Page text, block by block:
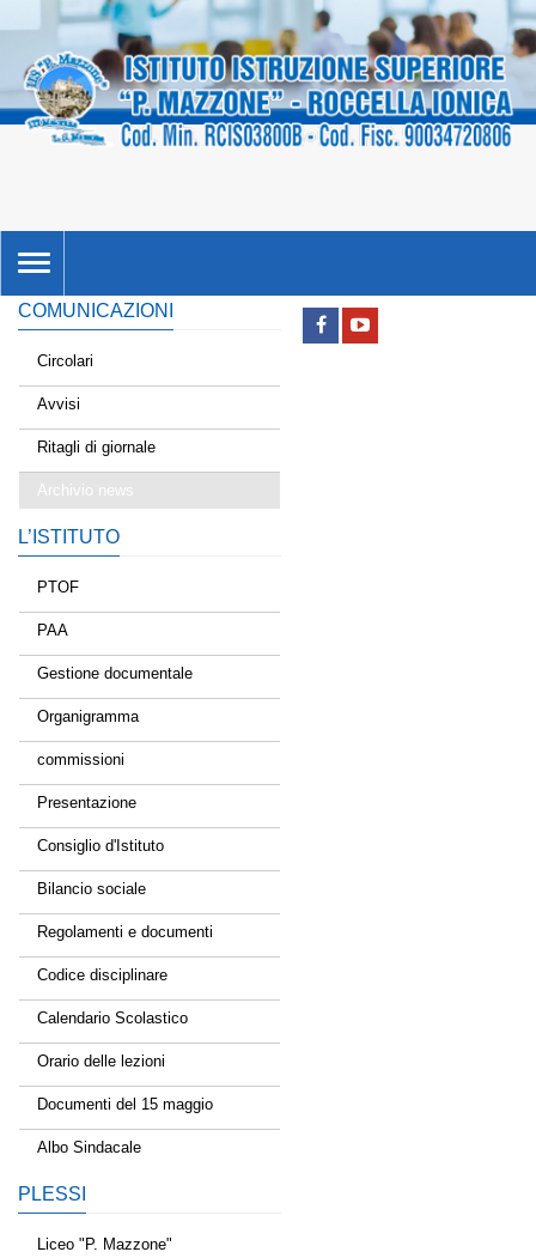
TOGGLE
NAVIGATION
COMUNICAZIONI
Circolari
Avvisi
Ritagli di giornale
Archivio news
L’ISTITUTO
PTOF
PAA
Gestione documentale
Organigramma
commissioni
Presentazione
Consiglio d'Istituto
Bilancio sociale
Regolamenti e documenti
Codice disciplinare
Calendario Scolastico
Orario delle lezioni
Documenti del 15 maggio
Albo Sindacale
PLESSI
Liceo "P. Mazzone"